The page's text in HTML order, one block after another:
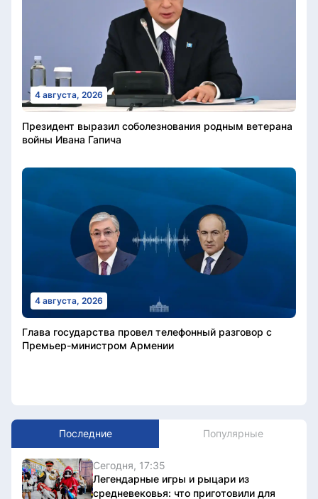
4 августа, 2026
Президент выразил соболезнования родным ветерана
войны Ивана Гапича
4 августа, 2026
Глава государства провел телефонный разговор с
Премьер-министром Армении
Последние Популярные
Сегодня, 17:35
Легендарные игры и рыцари из
средневековья: что приготовили для